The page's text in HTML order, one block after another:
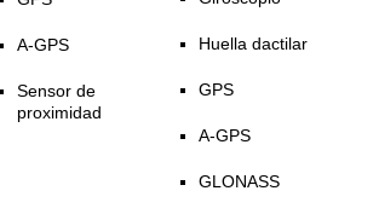
A-GPS
Sensor de
proximidad
Huella dactilar
GPS
A-GPS
GLONASS